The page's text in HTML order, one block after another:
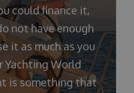
could finance it,
not have enough
it as much as you
Yachting World
is something that